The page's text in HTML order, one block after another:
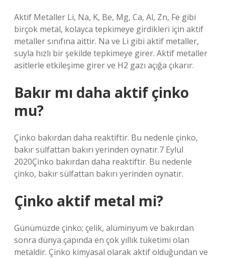
Aktif Metaller Li, Na, K, Be, Mg, Ca, Al, Zn, Fe gibi
birçok metal, kolayca tepkimeye girdikleri için aktif
metaller sınıfına aittir. Na ve Li gibi aktif metaller,
suyla hızlı bir şekilde tepkimeye girer. Aktif metaller
asitlerle etkileşime girer ve H2 gazı açığa çıkarır.
Bakır mı daha aktif çinko
mu?
Çinko bakırdan daha reaktiftir. Bu nedenle çinko,
bakır sülfattan bakırı yerinden oynatır.7 Eylül
2020Çinko bakırdan daha reaktiftir. Bu nedenle
çinko, bakır sülfattan bakırı yerinden oynatır.
Çinko aktif metal mi?
Günümüzde çinko; çelik, alüminyum ve bakırdan
sonra dünya çapında en çok yıllık tüketimi olan
metaldir. Çinko kimyasal olarak aktif olduğundan ve